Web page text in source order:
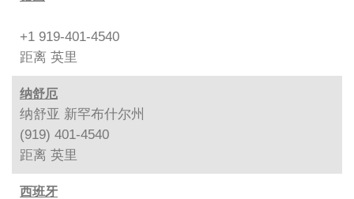
+1 919-401-4540
距离 英里
纳舒厄
纳舒亚 新罕布什尔州
(919) 401-4540
距离 英里
西班牙